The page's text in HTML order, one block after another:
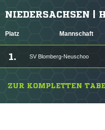
NIEDERSACHSEN |
Platz Mannschaft
1. SV Blomberg-Neuschoo
ZUR KOMPLETTEN